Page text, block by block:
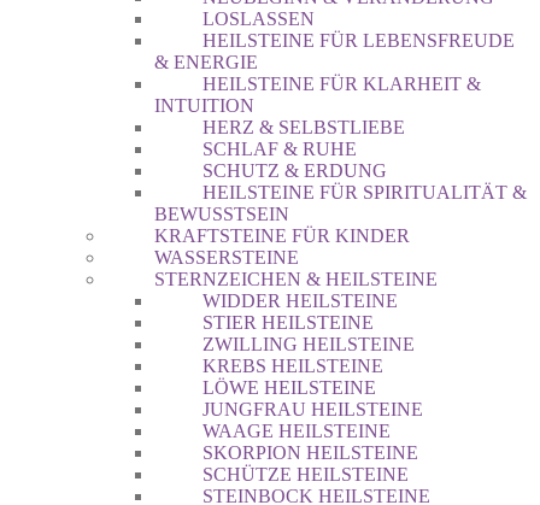
LOSLASSEN
HEILSTEINE FÜR LEBENSFREUDE
& ENERGIE
HEILSTEINE FÜR KLARHEIT &
INTUITION
HERZ & SELBSTLIEBE
SCHLAF & RUHE
SCHUTZ & ERDUNG
HEILSTEINE FÜR SPIRITUALITÄT &
BEWUSSTSEIN
KRAFTSTEINE FÜR KINDER
WASSERSTEINE
STERNZEICHEN & HEILSTEINE
WIDDER HEILSTEINE
STIER HEILSTEINE
ZWILLING HEILSTEINE
KREBS HEILSTEINE
LÖWE HEILSTEINE
JUNGFRAU HEILSTEINE
WAAGE HEILSTEINE
SKORPION HEILSTEINE
SCHÜTZE HEILSTEINE
STEINBOCK HEILSTEINE